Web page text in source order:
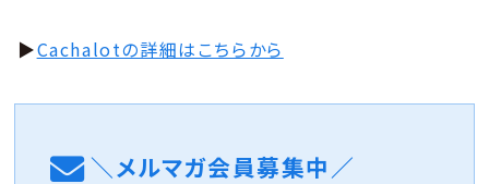
▶︎Cachalotの詳細はこちらから
＼メルマガ会員募集中／